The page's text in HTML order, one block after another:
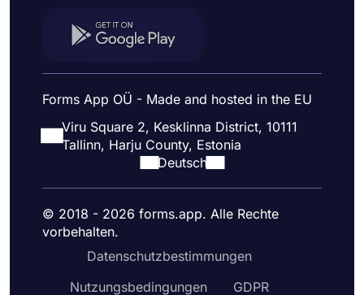
Forms App OÜ - Made and hosted in the EU
Viru Square 2, Kesklinna District, 10111
Tallinn, Harju County, Estonia
Deutsch
© 2018 - 2026 forms.app. Alle Rechte
vorbehalten.
Datenschutzbestimmungen
Nutzungsbedingungen
GDPR